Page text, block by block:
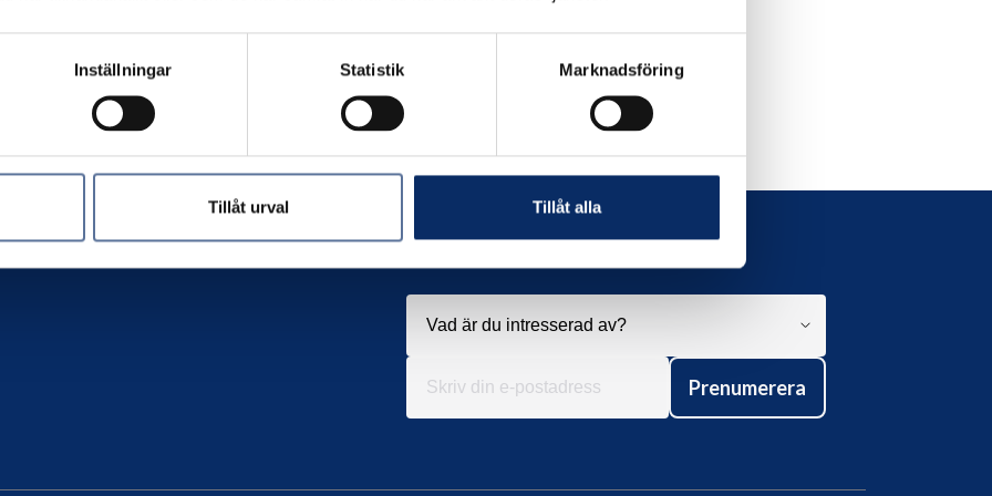
Inställningar Statistik Marknadsföring
Tillåt urval Tillåt alla
Prenumerera